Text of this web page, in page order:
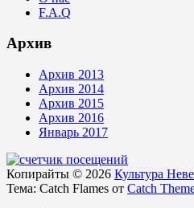
F.A.Q
Архив
Архив 2013
Архив 2014
Архив 2015
Архив 2016
Январь 2017
Копирайты © 2026 Культура
Тема: Catch Flames от Catch